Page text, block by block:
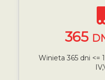
365
Winieta 365 dni <=